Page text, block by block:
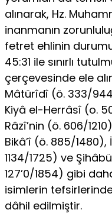
alınarak, Hz.
inan­manın
fetret ehlinin
45:31 ile sınırlı
çerçevesinde ele
Mâtürîdî (ö. 333/
Kiyâ el-Herrâsî (o.
Râzî’nin (ö. 606/1210)
Bikâ’î (ö. 885/1480),
1134/1725) ve
127’0/1854) gibi
isimlerin
dâhil edilmiştir.